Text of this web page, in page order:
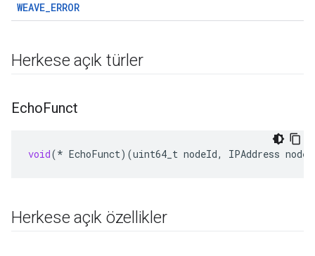
WEAVE_ERROR
Herkese açık türler
EchoFunct
void(* EchoFunct)(uint64_t nodeId, IPAddress
Herkese açık özellikler